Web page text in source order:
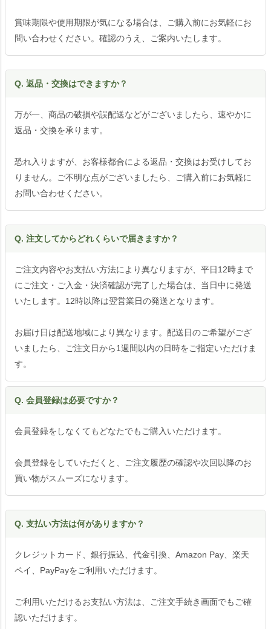
賞味期限や使用期限が気になる場合は、ご購入前にお気軽にお
問い合わせください。確認のうえ、ご案内いたします。
Q. 返品・交換はできますか？
万が一、商品の破損や誤配送などがございましたら、速やかに
返品・交換を承ります。
恐れ入りますが、お客様都合による返品・交換はお受けしてお
りません。ご不明な点がございましたら、ご購入前にお気軽に
お問い合わせください。
Q. 注文してからどれくらいで届きますか？
ご注文内容やお支払い方法により異なりますが、平日12時まで
にご注文・ご入金・決済確認が完了した場合は、当日中に発送
いたします。12時以降は翌営業日の発送となります。
お届け日は配送地域により異なります。配送日のご希望がござ
いましたら、ご注文日から1週間以内の日時をご指定いただけま
す。
Q. 会員登録は必要ですか？
会員登録をしなくてもどなたでもご購入いただけます。
会員登録をしていただくと、ご注文履歴の確認や次回以降のお
買い物がスムーズになります。
Q. 支払い方法は何がありますか？
クレジットカード、銀行振込、代金引換、Amazon Pay、楽天
ペイ、PayPayをご利用いただけます。
ご利用いただけるお支払い方法は、ご注文手続き画面でもご確
認いただけます。